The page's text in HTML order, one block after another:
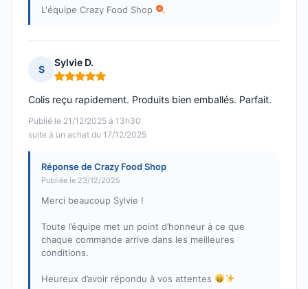
L'équipe Crazy Food Shop
S
Sylvie D.
Note : 5 sur 5
Publié le 21/12/2025 à 13h30
suite à un achat du 17/12/2025
Colis reçu rapidement. Produits bien emballés. Parfait.
Réponse de Crazy Food Shop
Publiée le 23/12/2025
Merci beaucoup Sylvie !
Toute l’équipe met un point d’honneur à ce que
chaque commande arrive dans les meilleures
conditions.
Heureux d’avoir répondu à vos attentes